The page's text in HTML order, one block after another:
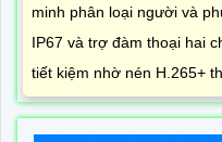
minh phân loại người và
IP67 và trợ đàm thoại hai
tiết kiệm nhờ nén H.265+